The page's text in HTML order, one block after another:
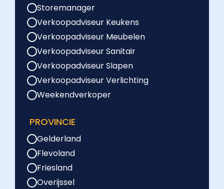
Storemanager
Verkoopadviseur Keukens
Verkoopadviseur Meubelen
Verkoopadviseur Sanitair
Verkoopadviseur Slapen
Verkoopadviseur Verlichting
Weekendverkoper
PROVINCIE
Gelderland
Flevoland
Friesland
Overijssel